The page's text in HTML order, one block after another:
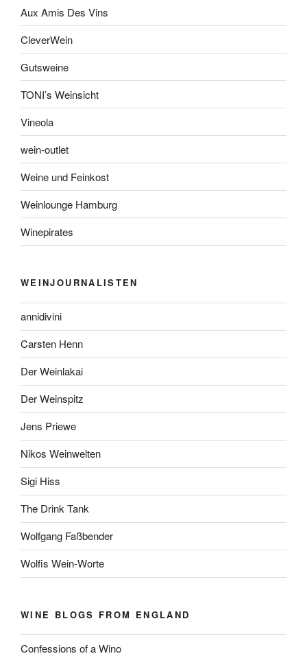
Aux Amis Des Vins
CleverWein
Gutsweine
TONI’s Weinsicht
Vineola
wein-outlet
Weine und Feinkost
Weinlounge Hamburg
Winepirates
WEINJOURNALISTEN
annidivini
Carsten Henn
Der Weinlakai
Der Weinspitz
Jens Priewe
Nikos Weinwelten
Sigi Hiss
The Drink Tank
Wolfgang Faßbender
Wolfis Wein-Worte
WINE BLOGS FROM ENGLAND
Confessions of a Wino